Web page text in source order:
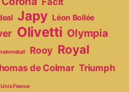
Japy Léon Bollée
Olivetti Olympia
Rooy Royal
de Colmar Triumph
Unis France